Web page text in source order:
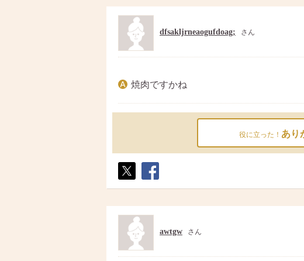
dfsakljrneaogufdoag; さん
焼肉ですかね
役に立った！ あり
ト
ア
awtgw さん